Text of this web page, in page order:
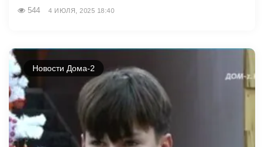
544 4 ИЮЛЯ, 2025 18:40
Новости Дома-2